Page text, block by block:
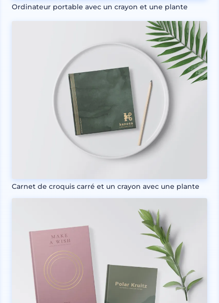
Ordinateur portable avec un crayon et une plante
Carnet de croquis carré et un crayon avec une plante